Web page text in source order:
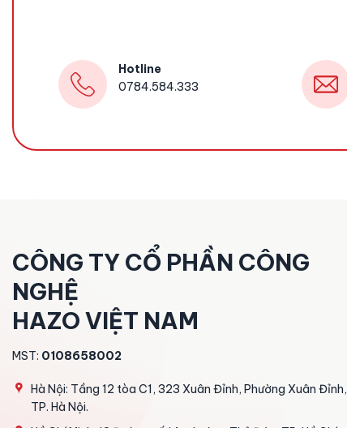
Hotline
0784.584.333
CÔNG TY CỔ PHẦN CÔNG
NGHỆ
HAZO VIỆT NAM
MST: 0108658002
Hà Nội: Tầng 12 tòa C1, 323 Xuân Đỉnh, Phường Xuân Đỉnh,
TP. Hà Nội.